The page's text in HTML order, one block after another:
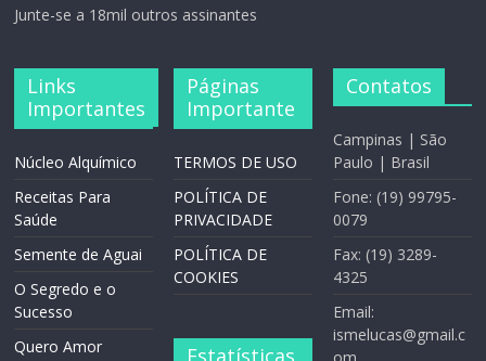
Junte-se a 18mil outros assinantes
Links
Importantes
Núcleo Alquímico
Receitas Para
Saúde
Semente de Aguai
O Segredo e o
Sucesso
Quero Amor
Páginas
Importante
TERMOS DE USO
POLÍTICA DE
PRIVACIDADE
POLÍTICA DE
COOKIES
Estatísticas
Contatos
Campinas | São
Paulo | Brasil
Fone: (19) 99795-
0079
Fax: (19) 3289-
4325
Email:
ismelucas@gmail.c
om